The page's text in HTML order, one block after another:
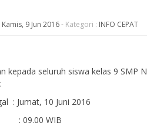
Kamis, 9 Jun 2016- Kategori : INFO CEPAT
kepada seluruh siswa kelas 9 SMP
: Jumat, 10 Juni 2016
WIB